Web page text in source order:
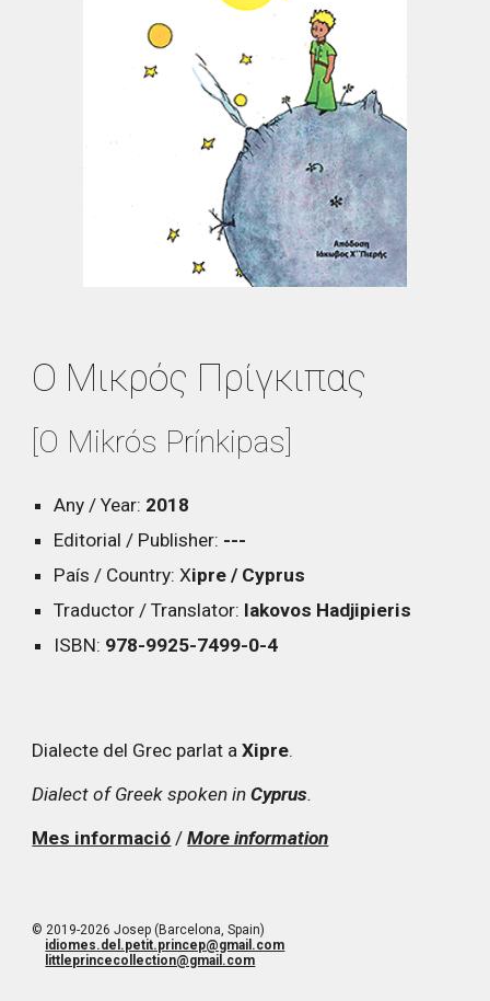
Ο Μικρός Πρίγκιπας
[O Mikrós Prínkipas]
Any / Year: 2018
Editorial / Publisher: ---
País / Country: Xipre / Cyprus
Traductor / Translator: Iakovos Hadjipieris
ISBN: 978-9925-7499-0-4
Dialecte del Grec parlat aXipre.
Dialect of Greek spoken inCyprus.
Mes informació /More information
© 2019-2026 Josep (Barcelona, Spain)
idiomes.del.petit.princep@gmail.com
littleprincecollection@gmail.com